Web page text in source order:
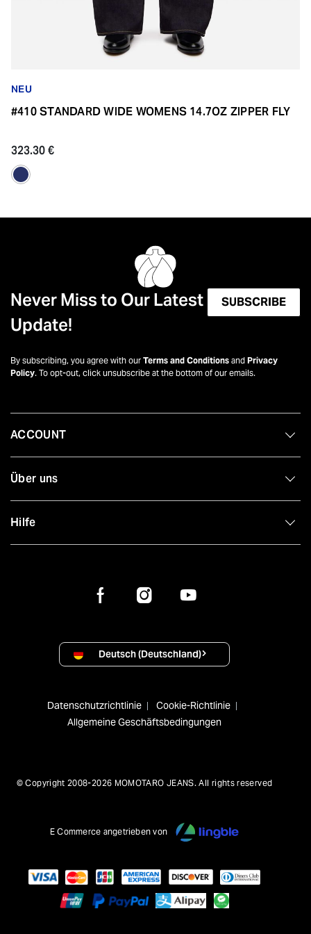
NEU
#410 STANDARD WIDE WOMENS 14.7OZ ZIPPER FLY
323.30 €
Never Miss to Our Latest
Update!
SUBSCRIBE
By subscribing, you agree with our Terms and Conditions and Privacy
Policy. To opt-out, click unsubscribe at the bottom of our emails.
ACCOUNT
Über uns
Hilfe
Deutsch (Deutschland)
Datenschutzrichtlinie
Cookie-Richtlinie
Allgemeine Geschäftsbedingungen
© Copyright 2008-2026 MOMOTARO JEANS. All rights reserved
E Commerce angetrieben von